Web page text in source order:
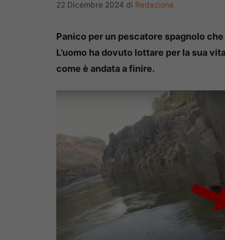
22 Dicembre 2024 di Redazione
Panico per un pescatore spagnolo
L’uomo ha dovuto lottare per la sua
come è andata a finire.